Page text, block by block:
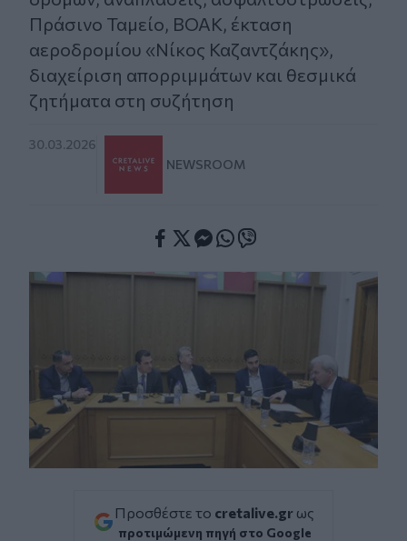
Πράσινο Ταμείο, ΒΟΑΚ, έκταση
αεροδρομίου «Νίκος Καζαντζάκης»,
διαχείριση απορριμμάτων και θεσμικά
ζητήματα στη συζήτηση
30.03.2026
NEWSROOM
Προσθέστε το cretalive.gr ως
προτιμώμενη πηγή στο Google